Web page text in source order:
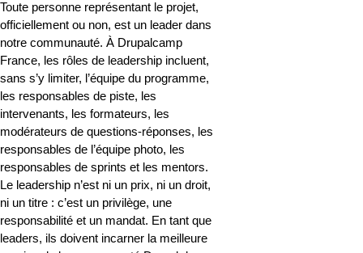
Toute personne représentant le projet,
officiellement ou non, est un leader dans
notre communauté. À Drupalcamp
France, les rôles de leadership incluent,
sans s’y limiter, l’équipe du programme,
les responsables de piste, les
intervenants, les formateurs, les
modérateurs de questions-réponses, les
responsables de l’équipe photo, les
responsables de sprints et les mentors.
Le leadership n’est ni un prix, ni un droit,
ni un titre : c’est un privilège, une
responsabilité et un mandat. En tant que
leaders, ils doivent incarner la meilleure